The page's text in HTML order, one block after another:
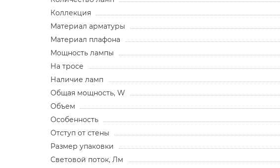
Коллекция
Материал арматуры
Материал плафона
Мощность лампы
На тросе
Наличие ламп
Общая мощность, W
Объем
Особенность
Отступ от стены
Размер упаковки
Световой поток, Лм